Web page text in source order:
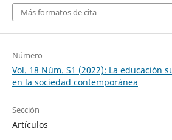
Más formatos de cita
Número
Vol. 18 Núm. S1 (2022): La educación
en la sociedad contemporánea
Sección
Artículos